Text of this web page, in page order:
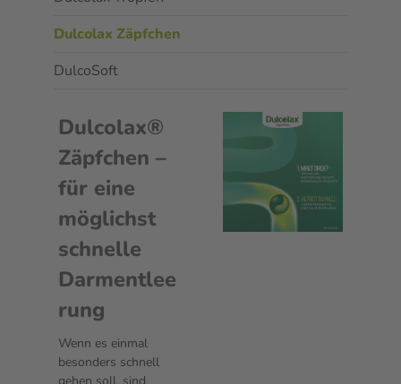
Dulcolax Zäpfchen
DulcoSoft
Dulcolax®
Zäpfchen –
für eine
möglichst
schnelle
Darmentlee
rung
Wenn es einmal
besonders schnell